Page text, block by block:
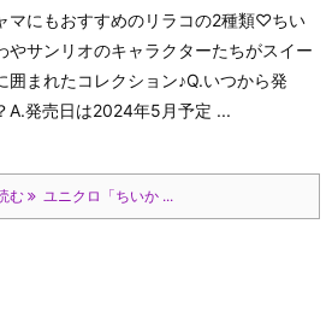
マにもおすすめのリラコの2種類♡ちい
やサンリオのキャラクターたちがスイー
囲まれたコレクション♪Q.いつから発
A.発売日は2024年5月予定 ...
む ユニクロ「ちいか ...